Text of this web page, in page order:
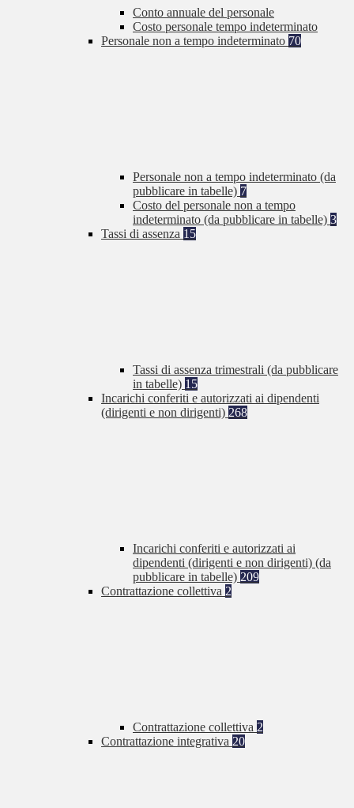
Conto annuale del personale
Costo personale tempo indeterminato
Personale non a tempo indeterminato 70
Personale non a tempo indeterminato (da
pubblicare in tabelle) 7
Costo del personale non a tempo
indeterminato (da pubblicare in tabelle) 3
Tassi di assenza 15
Tassi di assenza trimestrali (da pubblicare
in tabelle) 15
Incarichi conferiti e autorizzati ai dipendenti
(dirigenti e non dirigenti) 268
Incarichi conferiti e autorizzati ai
dipendenti (dirigenti e non dirigenti) (da
pubblicare in tabelle) 209
Contrattazione collettiva 2
Contrattazione collettiva 2
Contrattazione integrativa 20